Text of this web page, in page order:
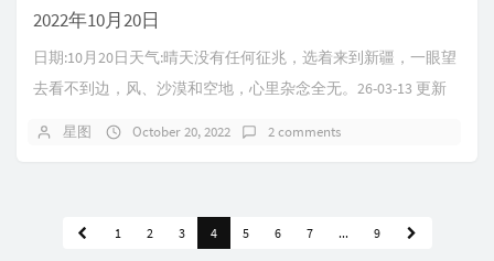
2022年10月20日
日期:10月20日天气:晴天没有任何征兆，选着来到新疆，一眼望
去看不到边，风、沙漠和空地，心里杂念全无。26-03-13 更新
星图 October 20, 2022 2 comments
1 2 3 4 5 6 7 ... 9